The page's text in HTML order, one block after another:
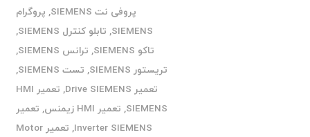
پروفی نت SIEMENS
, پروگرام
SIEMENS
, تابلو کنترل SIEMENS
,
تاکو SIEMENS
, ترانس SIEMENS
,
تریستور SIEMENS
, تست SIEMENS
,
تعمیر Drive SIEMENS
,
تعمیر HMI
SIEMENS
, تعمیر HMI زیمنس , تعمیر
Inverter SIEMENS
,
تعمیر Motor